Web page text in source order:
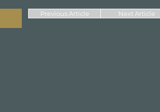
Previous Article Next Article